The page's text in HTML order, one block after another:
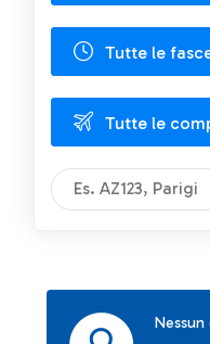
Tutte le
Tutte le